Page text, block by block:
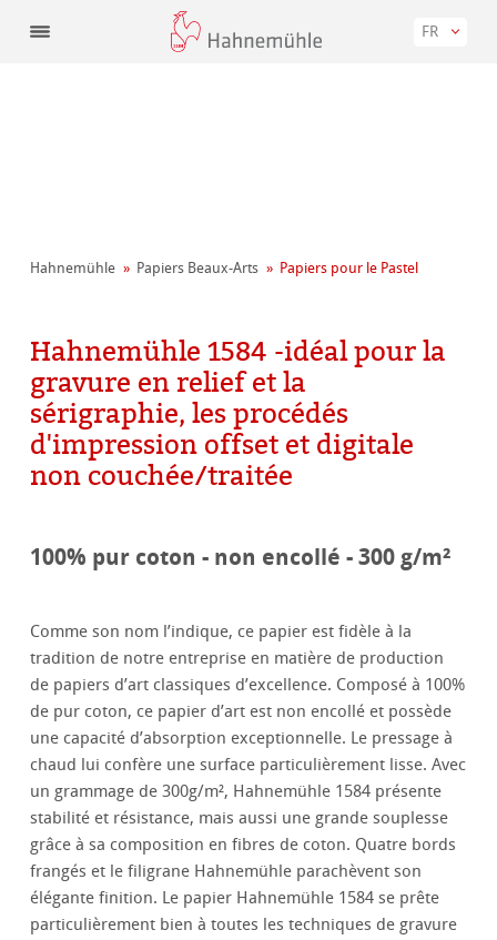
FR
Hahnemühle Papiers Beaux-Arts Papiers pour le Pastel
Hahnemühle 1584 -idéal pour la
gravure en relief et la
sérigraphie, les procédés
d'impression offset et digitale
non couchée/traitée
100% pur coton - non encollé - 300 g/m²
Comme son nom l’indique, ce papier est fidèle à la
tradition de notre entreprise en matière de production
de papiers d’art classiques d’excellence. Composé à 100%
de pur coton, ce papier d’art est non encollé et possède
une capacité d’absorption exceptionnelle. Le pressage à
chaud lui confère une surface particulièrement lisse. Avec
un grammage de 300g/m², Hahnemühle 1584 présente
stabilité et résistance, mais aussi une grande souplesse
grâce à sa composition en fibres de coton. Quatre bords
frangés et le filigrane Hahnemühle parachèvent son
élégante finition. Le papier Hahnemühle 1584 se prête
particulièrement bien à toutes les techniques de gravure